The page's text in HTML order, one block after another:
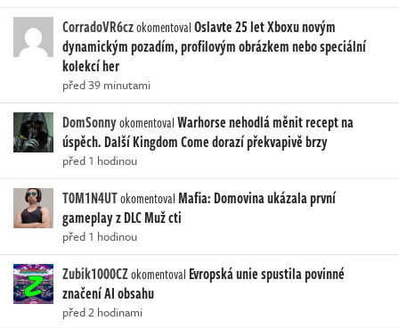
CorradoVR6czokomentovalOslavte 25 let Xboxu novým
dynamickým pozadím, profilovým obrázkem nebo speciální
kolekcí her
před 39 minutami
DomSonnyokomentovalWarhorse nehodlá měnit recept na
úspěch. Další Kingdom Come dorazí překvapivě brzy
před 1 hodinou
T0M1N4UTokomentovalMafia: Domovina ukázala první
gameplay z DLC Muž cti
před 1 hodinou
Zubik1000CZokomentoval Evropská unie spustila povinné
značení AI obsahu
před 2 hodinami